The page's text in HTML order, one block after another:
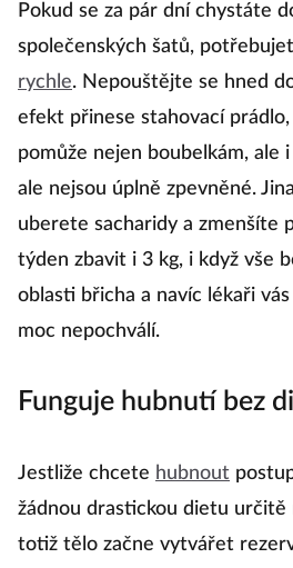
Pokud se za pár dní chystáte
společenských šatů,
rychle. Nepouštějte se hned
efekt přinese stahovací
pomůže nejen boubelkám, ale
ale nejsou úplně zpevněné.
uberete sacharidy a zmenšíte
týden zbavit i 3 kg, i když vše
oblasti břicha a navíc lékaři
moc nepochválí.
Funguje hubnutí bez
Jestliže chcete hubnout
žádnou drastickou dietu určitě
totiž tělo začne vytvářet